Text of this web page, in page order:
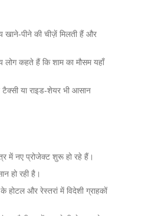
खाने‑पीने की चीज़ें मिलती हैं और
कहते हैं कि शाम का मौसम यहाँ
या राइड‑शेयर भी आसान
में नए प्रोजेक्ट शुरू हो रहे हैं।
हो रही है।
होटल और रेस्तरां में विदेशी ग्राहकों